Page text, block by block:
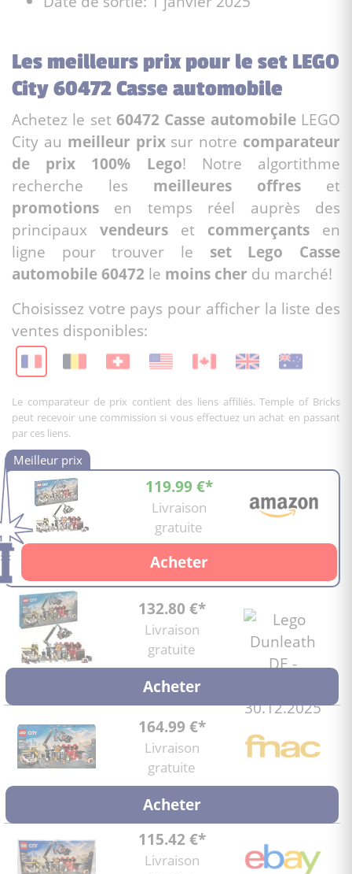
Les meilleurs prix pour le set LEGO
City 60472 Casse automobile
Achetez le set 60472 Casse automobileLEGO
City au meilleur prixsur notre comparateur
de prix 100% Lego! Notre algortithme
recherche les meilleures offres et
promotions en temps réel auprès des
principaux vendeurs et commerçants en
ligne pour trouver le set Lego Casse
automobile 60472 le moins cher du marché!
Choisissez votre pays pour afficher la liste des
ventes disponibles:
Le comparateur de prix contient des liens affiliés. Temple of Bricks
peut recevoir une commission si vous effectuez un achat en passant
par ces liens.
119.99 €*
Livraison
gratuite
Acheter
132.80 €*
Livraison
gratuite
Acheter
164.99 €*
Livraison
gratuite
Acheter
115.42 €*
Livraison